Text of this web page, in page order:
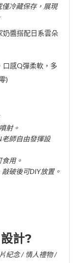
冷藏保存，展現
奶醬搭配日系雲朵
口感Q彈柔軟，多
)
射。
老師自由發揮設
用。
破後可DIY放置。
計?
紀念 / 情人禮物 /